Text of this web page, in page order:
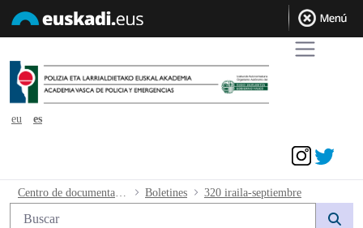
eu
es
320 iraila-septiembre - avpe
Boletines 320 iraila-septiembre
Búsqueda web